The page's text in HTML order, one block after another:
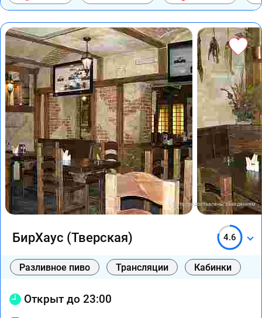
Фото предоставлены заведением
БирХаус (Тверская) 4.6
Разливное пиво Трансляции Кабинки
Открыт до 23:00